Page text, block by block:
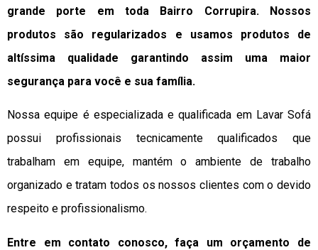
grande porte em toda Bairro Corrupira. Nossos
produtos são regularizados e usamos produtos de
altíssima qualidade garantindo assim uma maior
segurança para você e sua família.
Nossa equipe é especializada e qualificada em Lavar Sofá
possui profissionais tecnicamente qualificados que
trabalham em equipe, mantém o ambiente de trabalho
organizado e tratam todos os nossos clientes com o devido
respeito e profissionalismo.
Entre em contato conosco, faça um orçamento de